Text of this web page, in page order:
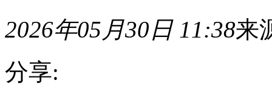
2026年05月30日 11:38来
分享: